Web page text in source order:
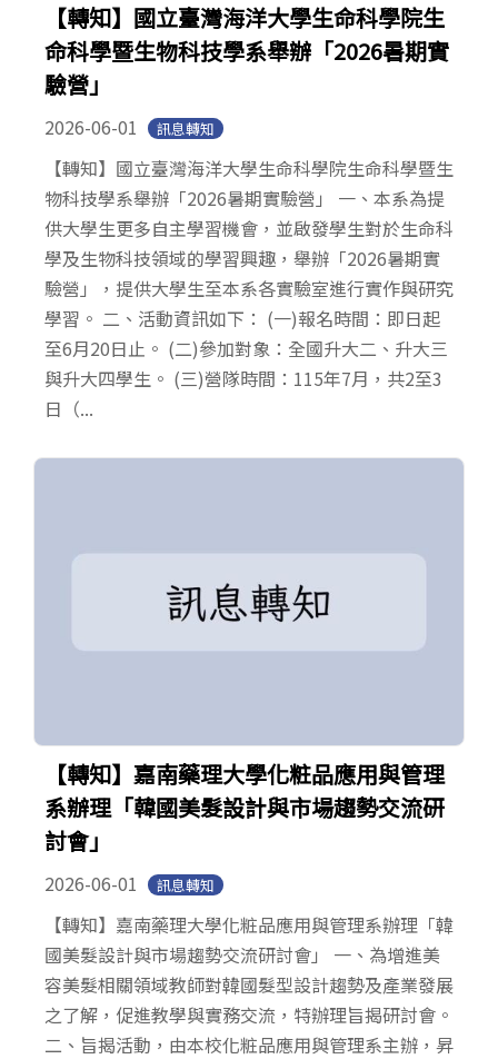
【轉知】國立臺灣海洋大學生命科學院生
命科學暨生物科技學系舉辦「2026暑期實
驗營」
2026-06-01 訊息轉知
【轉知】國立臺灣海洋大學生命科學院生命科學暨生
物科技學系舉辦「2026暑期實驗營」 一、本系為提
供大學生更多自主學習機會，並啟發學生對於生命科
學及生物科技領域的學習興趣，舉辦「2026暑期實
驗營」，提供大學生至本系各實驗室進行實作與研究
學習。 二、活動資訊如下： (一)報名時間：即日起
至6月20日止。 (二)參加對象：全國升大二、升大三
與升大四學生。 (三)營隊時間：115年7月，共2至3
日（...
【轉知】嘉南藥理大學化粧品應用與管理
系辦理「韓國美髮設計與市場趨勢交流研
討會」
2026-06-01 訊息轉知
【轉知】嘉南藥理大學化粧品應用與管理系辦理「韓
國美髮設計與市場趨勢交流研討會」 一、為增進美
容美髮相關領域教師對韓國髮型設計趨勢及產業發展
之了解，促進教學與實務交流，特辦理旨揭研討會。
二、旨揭活動，由本校化粧品應用與管理系主辦，昇